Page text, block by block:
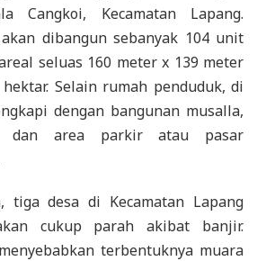
Cangkoi, Kecamatan Lapang.
dibangun sebanyak 104 unit
seluas 160 meter x 139 meter
Selain rumah penduduk, di
dengan bangunan musalla,
dan area parkir atau pasar
tiga desa di Kecamatan Lapang
cukup parah akibat banjir.
terbentuknya muara